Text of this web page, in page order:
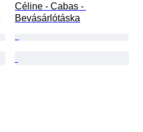
Céline - Cabas -
Bevásárlótáska